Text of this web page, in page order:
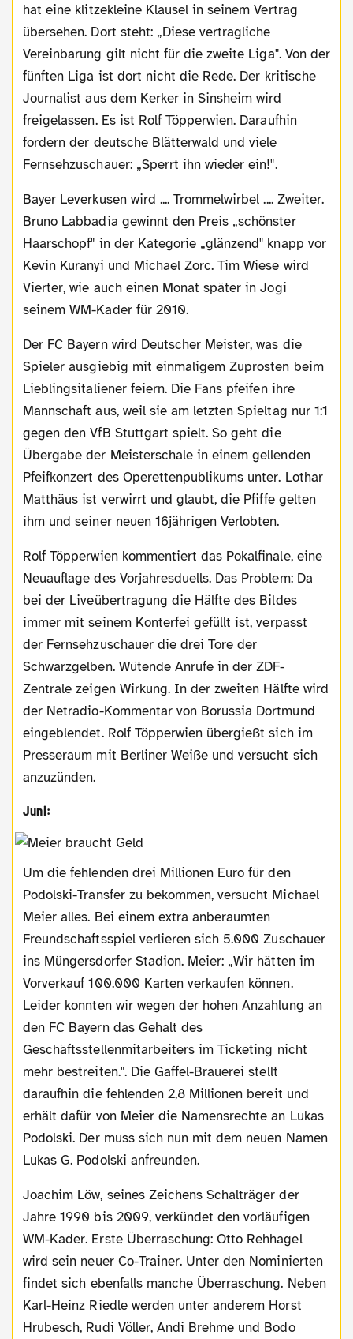
hat eine klitzekleine Klausel in seinem Vertrag
übersehen. Dort steht: „Diese vertragliche
Vereinbarung gilt nicht für die zweite Liga". Von der
fünften Liga ist dort nicht die Rede. Der kritische
Journalist aus dem Kerker in Sinsheim wird
freigelassen. Es ist Rolf Töpperwien. Daraufhin
fordern der deutsche Blätterwald und viele
Fernsehzuschauer: „Sperrt ihn wieder ein!".
Bayer Leverkusen wird .... Trommelwirbel .... Zweiter.
Bruno Labbadia gewinnt den Preis „schönster
Haarschopf" in der Kategorie „glänzend" knapp vor
Kevin Kuranyi und Michael Zorc. Tim Wiese wird
Vierter, wie auch einen Monat später in Jogi
seinem WM-Kader für 2010.
Der FC Bayern wird Deutscher Meister, was die
Spieler ausgiebig mit einmaligem Zuprosten beim
Lieblingsitaliener feiern. Die Fans pfeifen ihre
Mannschaft aus, weil sie am letzten Spieltag nur 1:1
gegen den VfB Stuttgart spielt. So geht die
Übergabe der Meisterschale in einem gellenden
Pfeifkonzert des Operettenpublikums unter. Lothar
Matthäus ist verwirrt und glaubt, die Pfiffe gelten
ihm und seiner neuen 16jährigen Verlobten.
Rolf Töpperwien kommentiert das Pokalfinale, eine
Neuauflage des Vorjahresduells. Das Problem: Da
bei der Liveübertragung die Hälfte des Bildes
immer mit seinem Konterfei gefüllt ist, verpasst
der Fernsehzuschauer die drei Tore der
Schwarzgelben. Wütende Anrufe in der ZDF-
Zentrale zeigen Wirkung. In der zweiten Hälfte wird
der Netradio-Kommentar von Borussia Dortmund
eingeblendet. Rolf Töpperwien übergießt sich im
Presseraum mit Berliner Weiße und versucht sich
anzuzünden.
Juni:
Um die fehlenden drei Millionen Euro für den
Podolski-Transfer zu bekommen, versucht Michael
Meier alles. Bei einem extra anberaumten
Freundschaftsspiel verlieren sich 5.000 Zuschauer
ins Müngersdorfer Stadion. Meier: „Wir hätten im
Vorverkauf 100.000 Karten verkaufen können.
Leider konnten wir wegen der hohen Anzahlung an
den FC Bayern das Gehalt des
Geschäftsstellenmitarbeiters im Ticketing nicht
mehr bestreiten.". Die Gaffel-Brauerei stellt
daraufhin die fehlenden 2,8 Millionen bereit und
erhält dafür von Meier die Namensrechte an Lukas
Podolski. Der muss sich nun mit dem neuen Namen
Lukas G. Podolski anfreunden.
Joachim Löw, seines Zeichens Schalträger der
Jahre 1990 bis 2009, verkündet den vorläufigen
WM-Kader. Erste Überraschung: Otto Rehhagel
wird sein neuer Co-Trainer. Unter den Nominierten
findet sich ebenfalls manche Überraschung. Neben
Karl-Heinz Riedle werden unter anderem Horst
Hrubesch, Rudi Völler, Andi Brehme und Bodo